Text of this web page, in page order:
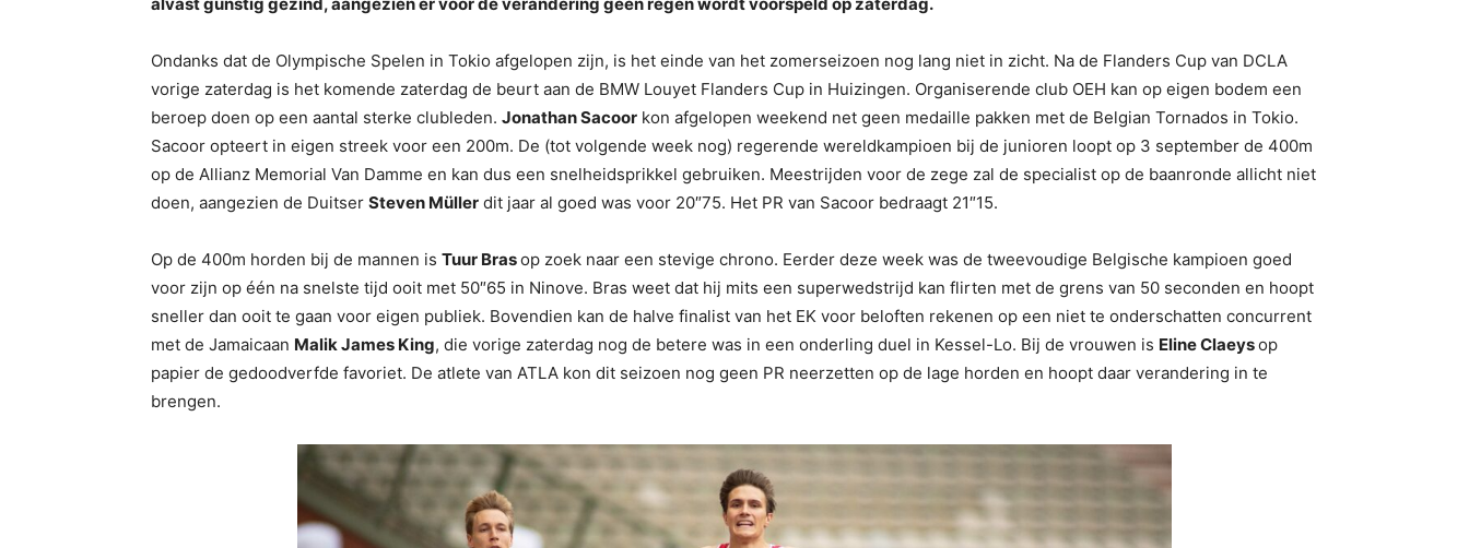
alvast gunstig gezind, aangezien er voor de verandering géén regen wordt voorspeld op zaterdag.
Ondanks dat de Olympische Spelen in Tokio afgelopen zijn, is het einde van het zomerseizoen nog lang niet in zicht. Na de Flanders Cup van DCLA
vorige zaterdag is het komende zaterdag de beurt aan de BMW Louyet Flanders Cup in Huizingen. Organiserende club OEH kan op eigen bodem een
beroep doen op een aantal sterke clubleden. Jonathan Sacoor kon afgelopen weekend net geen medaille pakken met de Belgian Tornados in Tokio.
Sacoor opteert in eigen streek voor een 200m. De (tot volgende week nog) regerende wereldkampioen bij de junioren loopt op 3 september de 400m
op de Allianz Memorial Van Damme en kan dus een snelheidsprikkel gebruiken. Meestrijden voor de zege zal de specialist op de baanronde allicht niet
doen, aangezien de Duitser Steven Müller dit jaar al goed was voor 20″75. Het PR van Sacoor bedraagt 21″15.
Op de 400m horden bij de mannen is Tuur Brasop zoek naar een stevige chrono. Eerder deze week was de tweevoudige Belgische kampioen goed
voor zijn op één na snelste tijd ooit met 50″65 in Ninove. Bras weet dat hij mits een superwedstrijd kan flirten met de grens van 50 seconden en hoopt
sneller dan ooit te gaan voor eigen publiek. Bovendien kan de halve finalist van het EK voor beloften rekenen op een niet te onderschatten concurrent
met de Jamaicaan Malik James King, die vorige zaterdag nog de betere was in een onderling duel in Kessel-Lo. Bij de vrouwen is Eline Claeysop
papier de gedoodverfde favoriet. De atlete van ATLA kon dit seizoen nog geen PR neerzetten op de lage horden en hoopt daar verandering in te
brengen.